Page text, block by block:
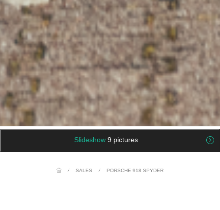
Slideshow 9 pictures
/ SALES / PORSCHE 918 SPYDER